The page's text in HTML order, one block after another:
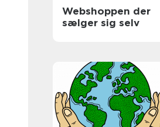
Webshoppen der
sælger sig selv